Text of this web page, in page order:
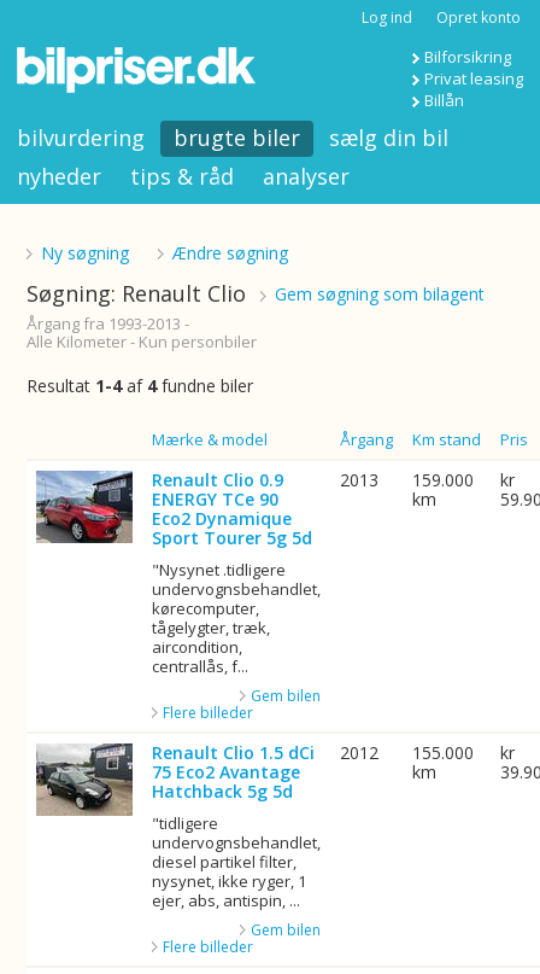
Log ind Opret konto
Bilforsikring
Privat leasing
Billån
bilvurdering brugte biler
sælg din bil
nyheder
tips & råd analyser
Ny søgning Ændre søgning
Søgning: Renault Clio Gem søgning som bilagent
Årgang fra 1993-2013 -
Alle Kilometer - Kun personbiler
Resultat 1-4af 4fundne biler
Mærke & model Årgang Km stand Pris
Renault Clio 0.9
ENERGY TCe 90
Eco2 Dynamique
Sport Tourer 5g 5d
"Nysynet .tidligere
undervognsbehandlet,
kørecomputer,
tågelygter, træk,
aircondition,
centrallås, f...
Gem bilen
Flere billeder
2013
159.000
km
kr
Renault Clio 1.5 dCi
75 Eco2 Avantage
Hatchback 5g 5d
"tidligere
undervognsbehandlet,
diesel partikel filter,
nysynet, ikke ryger, 1
ejer, abs, antispin, ...
Gem bilen
Flere billeder
2012
155.000
km
kr